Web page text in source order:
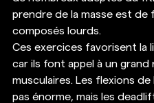
prendre de la masse est de
composés lourds.
Ces exercices favorisent
car ils font appel à un grand
musculaires. Les flexions
pas énorme, mais les